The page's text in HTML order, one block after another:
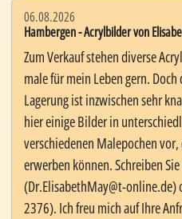
06.08.2026
Hambergen - Acrylbilder von
Zum Verkauf stehen diverse
male für mein Leben gern.
Lagerung ist inzwischen sehr
hier einige Bilder in
verschiedenen Malepochen vor,
erwerben können. Schreiben
(Dr.ElisabethMay@t-
2376). Ich freu mich auf Ihre